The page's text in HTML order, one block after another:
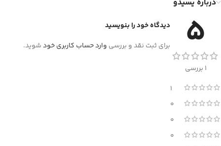
درباره یسیدو
5
1 بررسی
1
0
0
0
دیدگاه خود را بنویسید
برای ثبت نقد و بررسی وارد حساب کاربری خودشوید.